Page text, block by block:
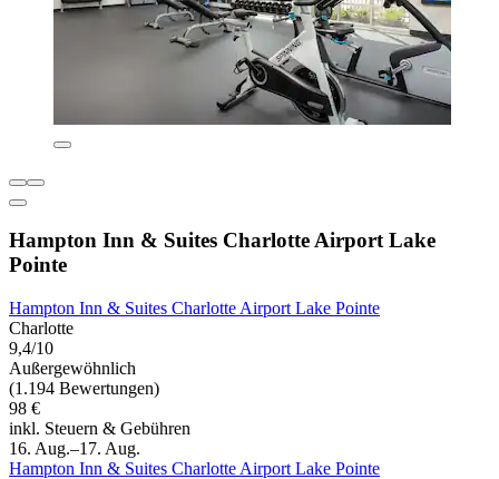
Hampton Inn & Suites Charlotte Airport Lake
Pointe
Hampton Inn & Suites Charlotte Airport Lake Pointe
Charlotte
9,4/10
Außergewöhnlich
(1.194 Bewertungen)
98 €
inkl. Steuern & Gebühren
16. Aug.–17. Aug.
Hampton Inn & Suites Charlotte Airport Lake Pointe